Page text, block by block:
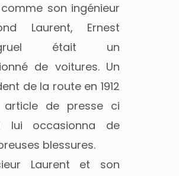
son ingénieur
Laurent, Ernest
était un
de voitures. Un
de la route en 1912
article de presse ci
lui occasionna de
blessures.
Laurent et son